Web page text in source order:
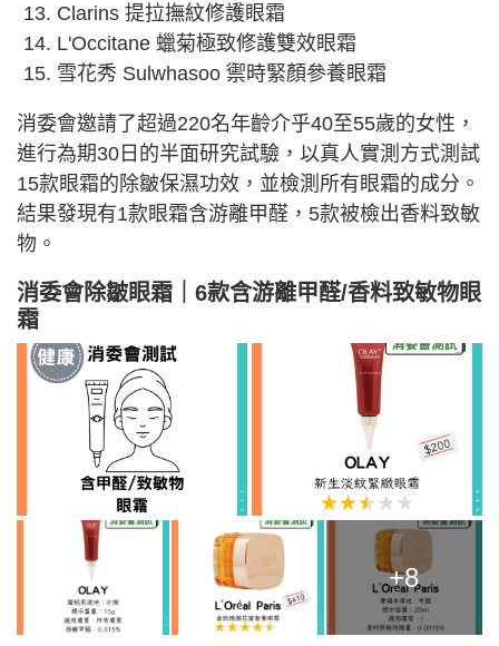
Clarins 提拉撫紋修護眼霜
L'Occitane 蠟菊極致修護雙效眼霜
雪花秀 Sulwhasoo 禦時緊顏參養眼霜
消委會邀請了超過220名年齡介乎40至55歲的女性，
進行為期30日的半面研究試驗，以真人實測方式測試
15款眼霜的除皺保濕功效，並檢測所有眼霜的成分。
結果發現有1款眼霜含游離甲醛，5款被檢出香料致敏
物。
消委會除皺眼霜｜6款含游離甲醛/香料致敏物眼
霜
+8